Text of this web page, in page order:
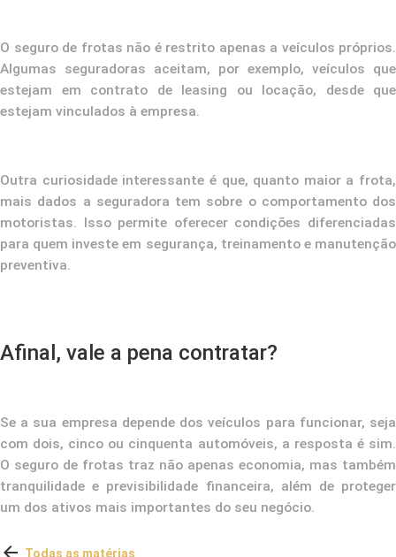
O seguro de frotas não é restrito apenas a veículos próprios.
Algumas seguradoras aceitam, por exemplo, veículos que
estejam em contrato de leasing ou locação, desde que
estejam vinculados à empresa.
Outra curiosidade interessante é que, quanto maior a frota,
mais dados a seguradora tem sobre o comportamento dos
motoristas. Isso permite oferecer condições diferenciadas
para quem investe em segurança, treinamento e manutenção
preventiva.
Afinal, vale a pena contratar?
Se a sua empresa depende dos veículos para funcionar, seja
com dois, cinco ou cinquenta automóveis, a resposta é sim.
O seguro de frotas traz não apenas economia, mas também
tranquilidade e previsibilidade financeira, além de proteger
um dos ativos mais importantes do seu negócio.
 Todas as matérias